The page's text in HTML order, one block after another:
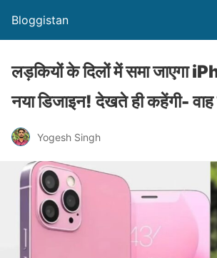
Bloggistan
लड़कियों के दिलों में समा जाएगा
नया डिजाइन! देखते ही कहेंगी- वाह
Yogesh Singh